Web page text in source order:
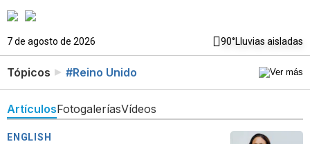
7 de agosto de 2026 90°Lluvias aisladas
Tópicos #Reino Unido
ArtículosFotogaleríasVídeos
ENGLISH